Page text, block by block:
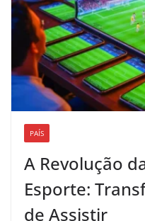
PAÍS
A Revolução
Esporte:
de Assistir